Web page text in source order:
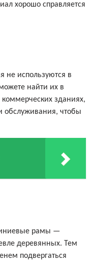
хорошо справляется
не используются в
найти их в
зданиях,
обслуживания, чтобы
рамы —
деревянных. Тем
подвергаться